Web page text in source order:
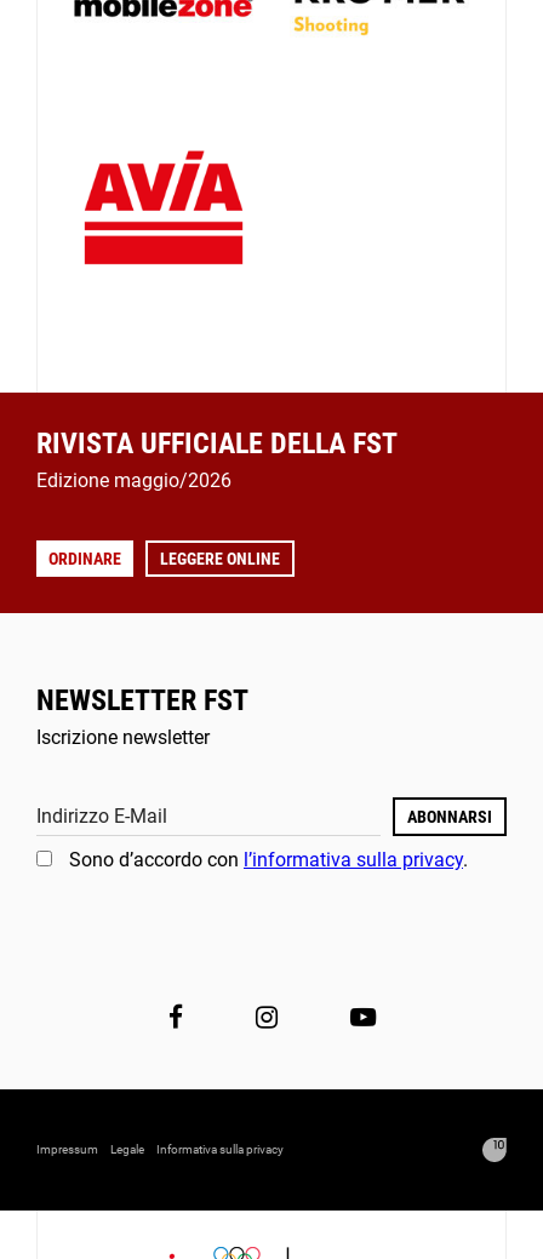
RIVISTA UFFICIALE DELLA FST
Edizione maggio/2026
ORDINARE LEGGERE ONLINE
NEWSLETTER FST
Iscrizione newsletter
Indirizzo E-Mail ABONNARSI
Sono d’accordo con l’informativa sulla privacy.
Impressum Legale Informativa sulla privacy